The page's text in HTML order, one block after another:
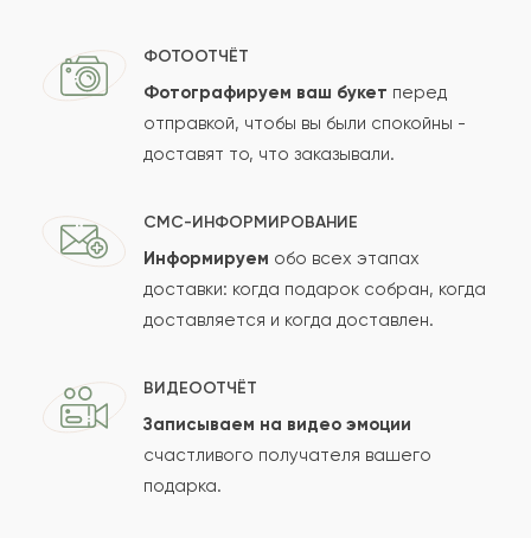
ФОТООТЧЁТ
Фотографируем ваш букет перед
отправкой, чтобы вы были спокойны -
доставят то, что заказывали.
СМС-ИНФОРМИРОВАНИЕ
Информируем обо всех этапах
доставки: когда подарок собран, когда
доставляется и когда доставлен.
ВИДЕООТЧЁТ
Записываем на видео эмоции
счастливого получателя вашего
подарка.